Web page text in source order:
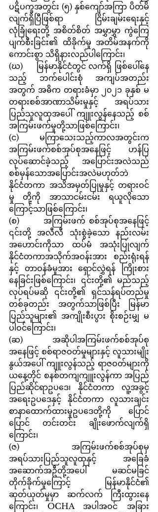
ပဋိပက္ခအတွင်း (၅) နှစ်ကျော်အကြာ ပိတ်မိ
လျက်ရှိပြီဖြစ်ရာ ငြိမ်းချမ်းရေးနှင့်
လုံခြုံရေးတို့ အစိတ်စိတ် အမွှာမွှာ ကွဲကြေ
ပျက်စီးခြင်း၏ ထိခိုက်မှု အတိမ်အနက်ကို
ကောင်းစွာ သိရှိနားလည်ပါကြောင်း၊
(ဃ)     မြန်မာနိုင်ငံတွင် လက်ရှိ ဖြစ်ပေါ်နေ
သည့် ဘက်ပေါင်းစုံ အကျပ်အတည်း
အတွက် အဓိက တရားခံမှာ ၂၀၂၁ ခုနှစ် မ
တရားစစ်အာဏာသိမ်းမှုနှင့် အရပ်သား
ပြည်သူလူထုအပေါ် ကျူးလွန်နေသည့် စစ်
အကြမ်းဖက်မှုတို့သာဖြစ်ကြောင်း၊
(င)       မကြာသေးသည့်ကာလအတွင်းက
အကြမ်းဖက်စစ်အုပ်စုအနေဖြင့် ဟန်ပြ
လုပ်ဆောင်ခဲ့သည့် အပြောင်းအလဲသည်
စစ်မှန်သောအပြောင်းအလဲမဟုတ်ဘဲ
နိုင်ငံတကာ အသိအမှတ်ပြုမှုနှင့် တရားဝင်
မှု တို့ကို အာသာငမ်းငမ်း ရယူလိုသော
ကြောင့်သာဖြစ်ကြောင်း၊
(စ)       အကြမ်းဖက် စစ်အုပ်စုအနေဖြင့်
၎င်းတို့ အလီလီ သုံးစွဲခဲ့သော နည်းလမ်း
အဟောင်းကိုသာ ထပ်မံ အသုံးပြုလျက်
နိုင်ငံတကာအသိုက်အဝန်းအား စည်းရုံးရန်
နှင့် တာဝန်ခံမှုအား ရှောင်လွှဲရန် ကြိုးစား
နေခြင်းဖြစ်ကြောင်း၊ ၎င်းတို့၏ မည်သည့်
လုပ်ရပ်မဆို ၎င်းတို့၏ ရှင်သန်ရပ်တည်မှု
တစ်ခုတည်း အတွက်သာဖြစ်ပြီး မြန်မာ
ပြည်သူများ၏ အကျိုးစီးပွား စိုးစဉ်းမျှ မ
ပါဝင်ကြောင်း၊
(ဆ)  	အဆိုပါအကြမ်းဖက်စစ်အုပ်စု
အနေဖြင့် စစ်ရာဇဝတ်မှုများနှင့် လူသားမျိုး
နွယ်အပေါ် ကျူးလွန်သည့် ရာဇဝတ်များကို
ယနေ့တိုင် စနစ်တကျကျူးလွန်ကာ အပြည်
ပြည်ဆိုင်ရာဥပဒေ၊ နိုင်ငံတကာ လူ့အခွင့်
အရေးဥပဒေနှင့် နိုင်ငံတကာ လူသားချင်း
စာနာထောက်ထားမှုဥပဒေတို့ကို ပြောင်
ပြောင် တင်းတင်း ချိုးဖောက်လျက်ရှိ
ကြောင်း၊
(ဇ)       အကြမ်းဖက်စစ်အုပ်စုမှ
အရပ်သားပြည်သူလူထုနှင့် အခြေခံ
အဆောက်အဦတို့အပေါ် မဆင်မခြင်
တိုက်ခိုက်မှုကြောင့် မြန်မာနိုင်ငံ၏
ဆုတ်ယုတ်မှုမှာ ဆက်လက် ကြီးထွားနေ
ကြောင်း၊ OCHA အပါအဝင် အခြား